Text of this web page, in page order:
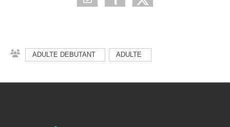
ADULTE DEBUTANT ADULTE